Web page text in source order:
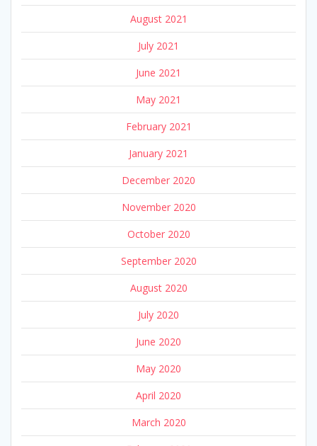
August 2021
July 2021
June 2021
May 2021
February 2021
January 2021
December 2020
November 2020
October 2020
September 2020
August 2020
July 2020
June 2020
May 2020
April 2020
March 2020